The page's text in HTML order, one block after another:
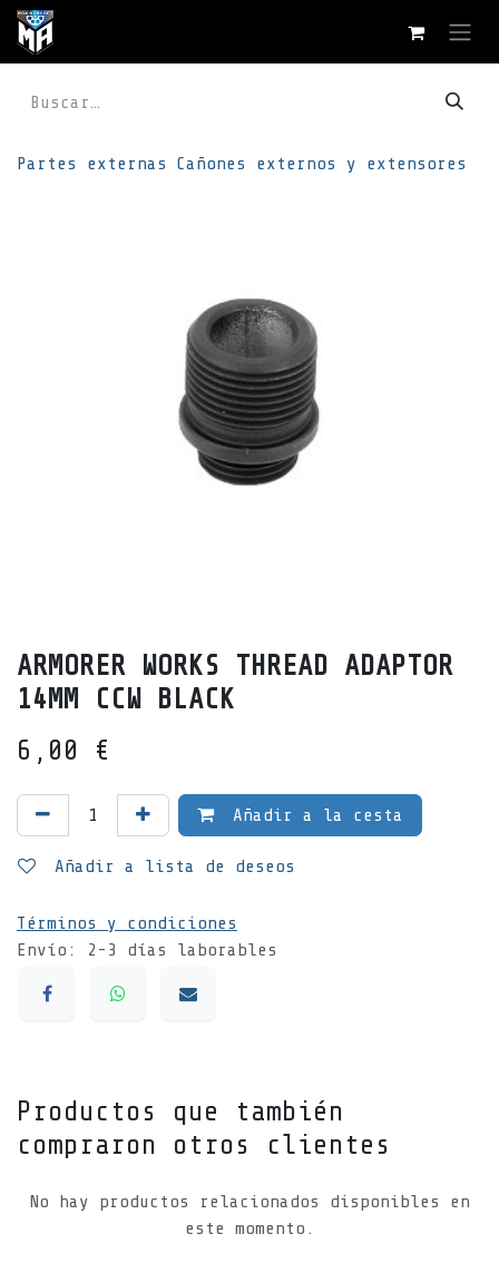
Ir al contenido
Partes externas Cañones externos y extensores
ARMORER WORKS THREAD ADAPTOR
14MM CCW BLACK
6,00
€
Añadir a la cesta
Añadir a lista de deseos
Términos y condiciones
Envío: 2-3 días laborables
Productos que también
compraron otros clientes
No hay productos relacionados disponibles en
este momento.